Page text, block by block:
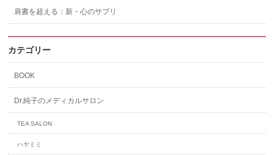
肩書を超える：新・心のサプリ
カテゴリー
BOOK
Dr.純子のメディカルサロン
TEA SALON
ハヤミミ